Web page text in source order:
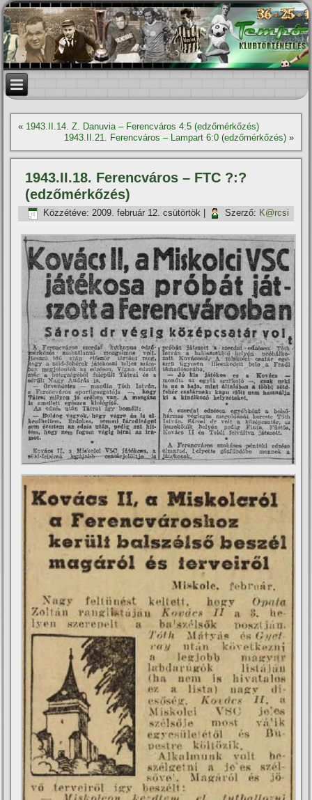
« 1943.II.14. Z. Danuvia – Ferencváros 4:5 (edzőmérkőzés)
1943.II.21. Ferencváros – Lampart 6:0 (edzőmérkőzés)»
1943.II.18. Ferencváros – FTC ?:?
(edzőmérkőzés)
Közzétéve: 2009. február 12. csütörtök Szerző: K@rcsi